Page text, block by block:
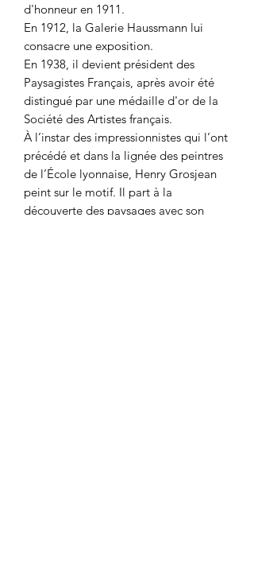
d'honneur en 1911.
En 1912, la Galerie Haussmann lui
consacre une exposition.
En 1938, il devient président des
Paysagistes Français, après avoir été
distingué par une médaille d'or de la
Société des Artistes français.
À l’instar des impressionnistes qui l’ont
précédé et dans la lignée des peintres
de l’École lyonnaise, Henry Grosjean
peint sur le motif. Il part à la
découverte des paysages avec son